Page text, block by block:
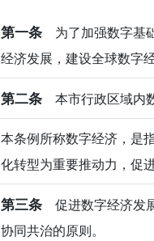
第一条 为了加强数字基
经济发展，建设全球数字
第二条 本市行政区域内
本条例所称数字经济，是
化转型为重要推动力，促
第三条 促进数字经济发
协同共治的原则。